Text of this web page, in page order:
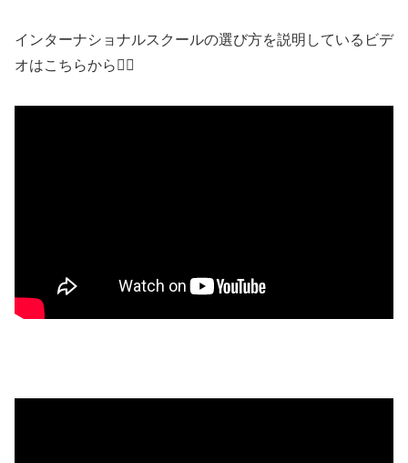
インターナショナルスクールの選び方を説明しているビデ
オはこちらから💁‍♀️